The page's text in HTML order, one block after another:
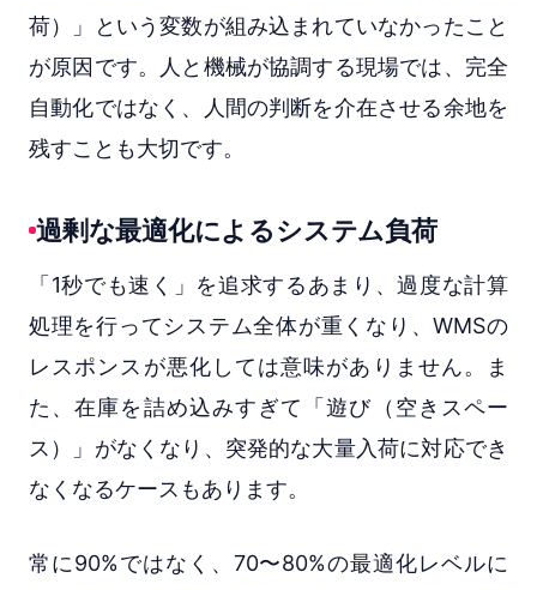
荷）」という変数が組み込まれていなかったこと
が原因です。人と機械が協調する現場では、完全
自動化ではなく、人間の判断を介在させる余地を
残すことも大切です。
過剰な最適化によるシステム負荷
「1秒でも速く」を追求するあまり、過度な計算
処理を行ってシステム全体が重くなり、WMSの
レスポンスが悪化しては意味がありません。ま
た、在庫を詰め込みすぎて「遊び（空きスペー
ス）」がなくなり、突発的な大量入荷に対応でき
なくなるケースもあります。
常に90%ではなく、70〜80%の最適化レベルに